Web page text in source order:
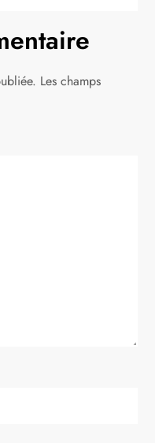
Les champs